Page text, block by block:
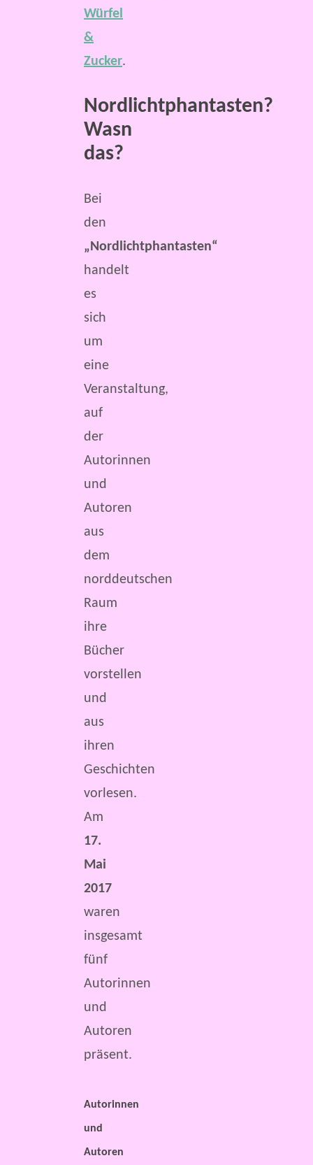
Würfel
&
Zucker.
Nordlichtphantasten?
Wasn
das?
Bei
den
„Nordlichtphantasten“
handelt
es
sich
um
eine
Veranstaltung,
auf
der
Autorinnen
und
Autoren
aus
dem
norddeutschen
Raum
ihre
Bücher
vorstellen
und
aus
ihren
Geschichten
vorlesen.
Am
17.
Mai
2017
waren
insgesamt
fünf
Autorinnen
und
Autoren
präsent.
Autorinnen
und
Autoren